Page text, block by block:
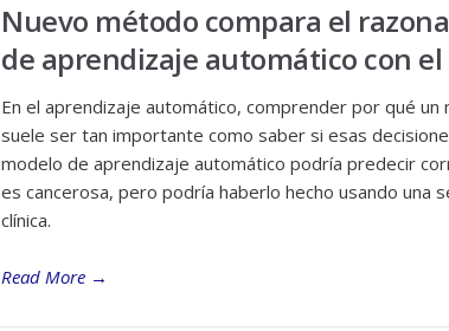
Nuevo método compara el
de aprendizaje automático con
En el aprendizaje automático, comprender por qué
suele ser tan importante como saber si esas
modelo de aprendizaje automático podría predecir
es cancerosa, pero podría haberlo hecho usando una
clínica.
Read More →